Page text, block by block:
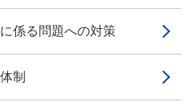
係る問題への対策
制